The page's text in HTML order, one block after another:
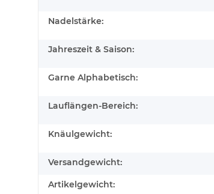
Nadelstärke:
Jahreszeit & Saison:
Garne Alphabetisch:
Lauflängen-Bereich:
Knäulgewicht:
Versandgewicht:
Artikelgewicht: